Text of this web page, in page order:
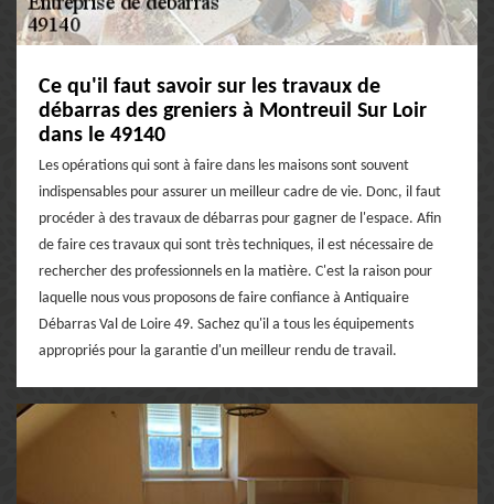
Ce qu'il faut savoir sur les travaux de
débarras des greniers à Montreuil Sur Loir
dans le 49140
Les opérations qui sont à faire dans les maisons sont souvent
indispensables pour assurer un meilleur cadre de vie. Donc, il faut
procéder à des travaux de débarras pour gagner de l'espace. Afin
de faire ces travaux qui sont très techniques, il est nécessaire de
rechercher des professionnels en la matière. C'est la raison pour
laquelle nous vous proposons de faire confiance à Antiquaire
Débarras Val de Loire 49. Sachez qu'il a tous les équipements
appropriés pour la garantie d'un meilleur rendu de travail.